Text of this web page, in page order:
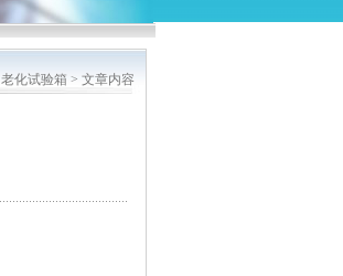
老化试验箱> 文章内容